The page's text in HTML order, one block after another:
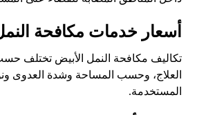
أسعار خدمات مكافحة
تكاليف مكافحة النمل الأبيض تختلف
العلاج، وحسب المساحة وشدة العدوى
المستخدمة.